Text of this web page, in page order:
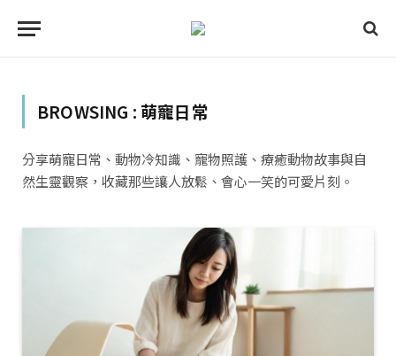
BROWSING : 萌寵日常
分享萌寵日常、動物冷知識、寵物照護、療癒動物故事與自
然生靈觀察，收藏那些讓人放鬆、會心一笑的可愛片刻。